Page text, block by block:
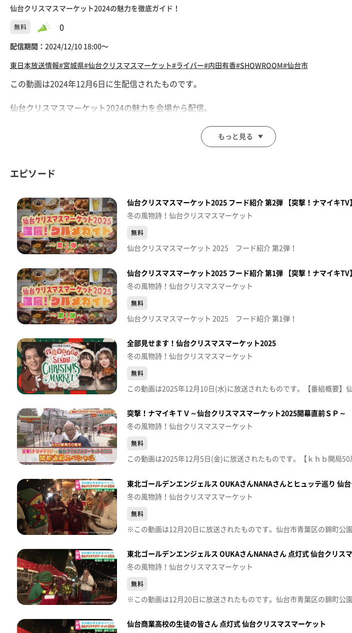
仙台クリスマスマーケット2024の魅力を徹底ガイド！
無料 0
配信期間： 2024/12/10 18:00〜
東日本放送情報#宮城県#仙台クリスマスマーケット#ライバー#内田有香#SHOWROOM #仙台市
この動画は2024年12月6日に生配信されたものです。
仙台クリスマスマーケット2024の魅力を会場から配信。
SHOWROOMライバー中村麗奈さんとたっぷりお届けします。
中村麗奈
内田有香（ｋｈｂアナウンサー）
【仙台クリスマスマーケット2024】
期間：12月6日(金)～12月25日(水)
会場：仙台市・錦町公園
https://sendai-christmas.com/
※紹介した商品等は取り扱いが終了している場合があります。
もっと見る
エピソード
仙台クリスマスマーケット2025 フード紹介 第2弾 【突撃！ナマイキTV
冬の風物詩！仙台クリスマスマーケット
無料
仙台クリスマスマーケット 2025 フード紹介 第2弾！
仙台クリスマスマーケット2025 フード紹介 第1弾 【突撃！ナマイキTV
冬の風物詩！仙台クリスマスマーケット
無料
仙台クリスマスマーケット 2025 フード紹介 第1弾！
全部見せます！仙台クリスマスマーケット2025
冬の風物詩！仙台クリスマスマーケット
無料
突撃！ナマイキＴＶ～仙台クリスマスマーケット2025開幕直前ＳＰ～
冬の風物詩！仙台クリスマスマーケット
無料
東北ゴールデンエンジェルス OUKAさんNANAさんとヒュッテ巡り 仙
冬の風物詩！仙台クリスマスマーケット
無料
東北ゴールデンエンジェルス OUKAさんNANAさん 点灯式 仙台クリス
冬の風物詩！仙台クリスマスマーケット
無料
仙台商業高校の生徒の皆さん 点灯式 仙台クリスマスマーケット